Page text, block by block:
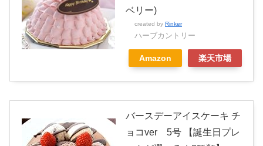
ベリー)
created by Rinker
ハーブカントリー
Amazon 楽天市場
バースデーアイスケーキ チ
ョコver 5号 【誕生日プレ